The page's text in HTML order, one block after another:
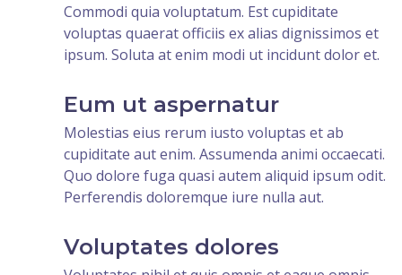
Commodi quia voluptatum. Est cupiditate
voluptas quaerat officiis ex alias dignissimos et
ipsum. Soluta at enim modi ut incidunt dolor et.
Eum ut aspernatur
Molestias eius rerum iusto voluptas et ab
cupiditate aut enim. Assumenda animi occaecati.
Quo dolore fuga quasi autem aliquid ipsum odit.
Perferendis doloremque iure nulla aut.
Voluptates dolores